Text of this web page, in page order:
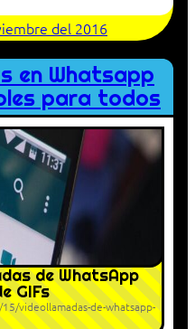
del 2016
en Whatsapp
para todos
de WhatsApp
GIFs
videollamadas-de-whatsapp-